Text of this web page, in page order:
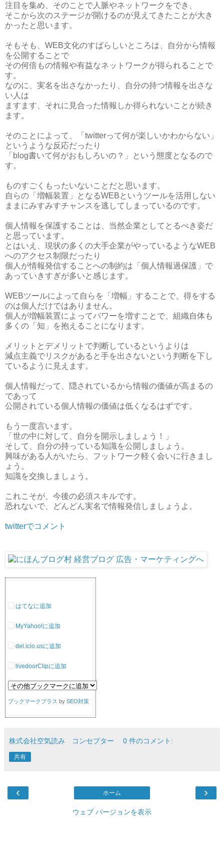
注目を集め、そのことで人脈やネットワークをでき、
そこから次のステージが開けるのが見えてきたことが大き
かったと思います。
そもそも、WEB文化のすばらしいところは、自分から情報
を公開することで
その何倍もの情報や有益なネットワークが得られることで
す。
なのに、実名を出さなかったり、自分の持つ情報を出さな
い人は
ますます、それに見合った情報しか得られないことが続き
ます。
そのことによって、「twitterって何が楽しいかわからない」
というような反応だったり
「blog書いて何がおもしろいの？」という態度となるので
す。
ものすごくもったいないことだと思います。
自らの「増幅装置」となるWEBというツールを活用しない
ままにみすみすチャンスを逃してしまっているのです。
個人情報を保護することは、当然企業としてとるべき姿だ
と思っています。
とはいえ、現状の多くの大手企業がやっているようなWEB
へのアクセス制限だったり
個人が情報発信することへの制約は「個人情報過保護」で
あっていきすぎが多いと感じます。
WEBツールによって自らを「増幅」することで、得をする
のは個人だけではありません。
個人が増幅装置によってパワーを増すことで、組織自体も
多くの「知」を抱えることになります。
メリットとデメリットで判断しているというよりは
減点主義でリスクがあると手を出さないという判断を下し
ているように見えます。
個人情報だって、隠されているから情報の価値が高まるの
であって
公開されている個人情報の価値は低くなるはずです。
もう一度言います。
「世の中に対して、自分を開示しましょう！」
そして、自分の持っている知識を公開しましょう。
興味がある人がいたら、フットワーク軽く会いに行きまし
ょう。
知識を交換しましょう。
これこそが、今後の必須スキルです。
恐れないで、どんどん実名で情報発信しましょうよ。
twitterでコメント
はてなに追加
MyYahoo!に追加
del.icio.usに追加
livedoorClipに追加
ブックマークプラス by SEO対策
株式会社空気読み コンセプター 0 件のコメント:
共有
‹ ›
ホーム
ウェブ バージョンを表示